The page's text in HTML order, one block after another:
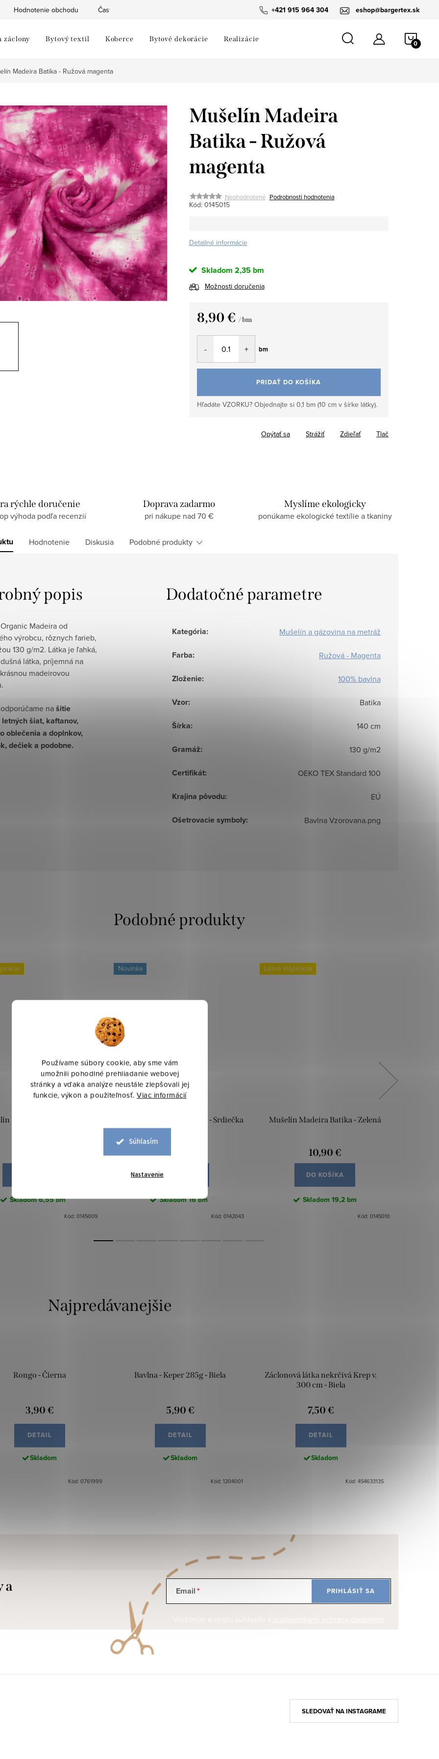
Používame súbory cookie, aby sme vám
umožnili pohodlné prehliadanie webovej
stránky a vďaka analýze neustále zlepšovali jej
funkcie, výkon a použiteľnosť. Viac informácií
Súhlasím
Nastavenie
+421 915 964 304 eshop@bargertex.sk
Hodnotenie obchodu Často kladené otázky
záclony Bytový textil Koberce Bytové dekorácie Realizácie
Madeira Batika - Ružová magenta
Mušelín Madeira
Batika - Ružová
magenta
Neohodnotené Podrobnosti hodnotenia
Kód: 0145015
Detailné informácie
Skladom 2,35 bm
Možnosti doručenia
8,90 € / bm
Jednotková
bm
PRIDAŤ DO KOŠÍKA
Hľadáte VZORKU? Objednajte si 0,1 bm (10 cm v šírke látky).
Tlač
Opýtať sa Strážiť Zdieľať
rýchle doručenie
výhoda podľa recenzií
Doprava zadarmo
pri nákupe nad 70 €
Myslíme ekologicky
ponúkame ekologické textílie a tkaniny
Hodnotenie Diskusia Podobné produkty
popis
Madeira od
výrobcu, rôznych farieb,
130 g/m2. Látka je ľahká,
látka, príjemná na
madeirovou
našitie
šiat, kaftanov,
oblečenia a doplnkov,
dečiek a podobne.
Dodatočné parametre
Kategória: Mušelín a gázovina na metráž
Farba: Ružová - Magenta
Zloženie: 100% bavlna
Vzor: Batika
Šírka: 140 cm
Gramáž: 130 g/m2
Certifikát: OEKO TEX Standard 100
Krajina pôvodu: EÚ
Ošetrovacie symboly: Bavlna Vzorovana.png
Madeira Batika - Sivá
Skladom6,55 bm
Kód: 0145009
Novinka
Dvojitá gázovina / Mušelín - Srdiečka
mocha
9,49 €
DO KOŠÍKA
Skladom16 bm
Kód: 0142043
Letné inšpirácie
Mušelín Madeira Batika - Zelená
10,90 €
DO KOŠÍKA
Skladom 19,2 bm
Kód: 0145010
Najpredávanejšie
Rongo - Čierna
3,90 €
DETAIL
Skladom
Kód: 0761999
Bavlna - Keper 285g - Biela
5,90 €
DETAIL
Skladom
Kód: 1204001
Záclonová látka nekrčivá Krep v.
300 cm - Biela
7,50 €
DETAIL
Skladom
Kód: 45463313S
a
Email PRIHLÁSIŤ SA
SLEDOVAŤ NA INSTAGRAME